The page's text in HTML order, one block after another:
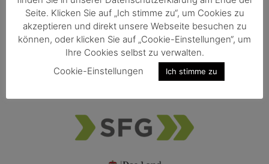
Fotocredit: Rene Knabl
Seite. Klicken Sie auf „Ich stimme zu“, um Cookies zu
akzeptieren und direkt unsere Webseite besuchen zu
können, oder klicken Sie auf „Cookie-Einstellungen“, um
Ihre Cookies selbst zu verwalten.
Cookie-Einstellungen
Ich stimme zu